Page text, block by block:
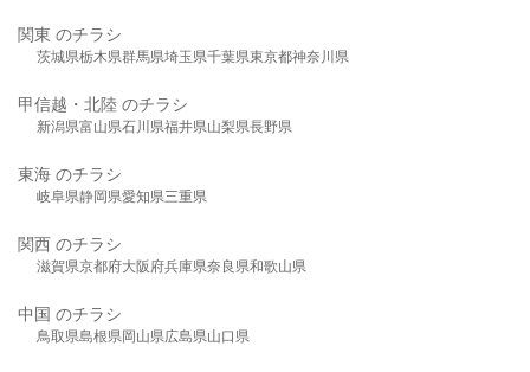
関東 のチラシ
茨城県栃木県群馬県埼玉県千葉県東京都神奈川県
甲信越・北陸 のチラシ
新潟県富山県石川県福井県山梨県長野県
東海 のチラシ
岐阜県静岡県愛知県三重県
関西 のチラシ
滋賀県京都府大阪府兵庫県奈良県和歌山県
中国 のチラシ
鳥取県島根県岡山県広島県山口県